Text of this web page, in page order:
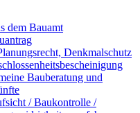
dem Bauamt
Denkmalschutz
Bauberatung und
/ Baukontrolle /